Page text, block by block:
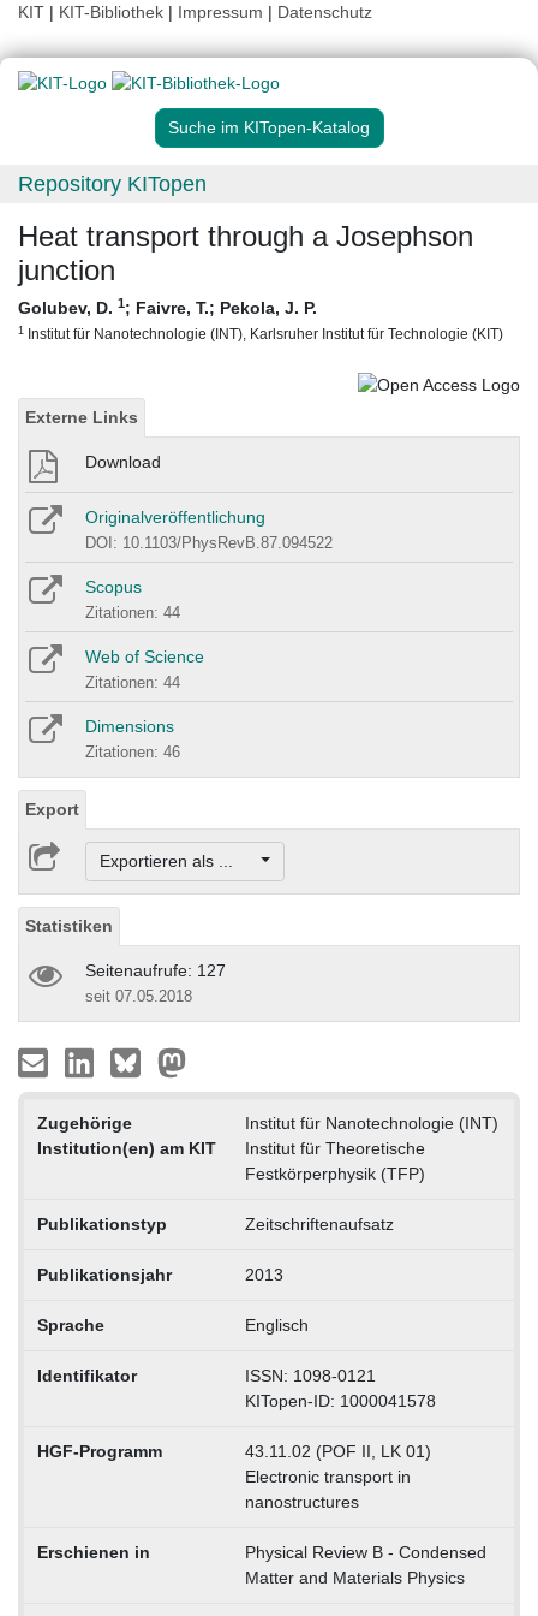
KIT | KIT-Bibliothek | Impressum | Datenschutz
Suche im KITopen-Katalog
Repository KITopen
Heat transport through a Josephson
junction
Golubev, D. 1; Faivre, T.; Pekola, J. P.
1 Institut für Nanotechnologie (INT), Karlsruher Institut für Technologie (KIT)
Externe Links
Download
Originalveröffentlichung
DOI: 10.1103/PhysRevB.87.094522
Scopus
Zitationen: 44
Web of Science
Zitationen: 44
Dimensions
Zitationen: 46
Export
Exportieren als ...
Statistiken
Seitenaufrufe: 127
seit 07.05.2018
Zugehörige
Institution(en) am KIT
Institut für Nanotechnologie (INT)
Institut für Theoretische
Festkörperphysik (TFP)
Publikationstyp Zeitschriftenaufsatz
Publikationsjahr 2013
Sprache Englisch
Identifikator
ISSN: 1098-0121
KITopen-ID: 1000041578
HGF-Programm
43.11.02 (POF II, LK 01)
Electronic transport in
nanostructures
Erschienen in
Physical Review B - Condensed
Matter and Materials Physics